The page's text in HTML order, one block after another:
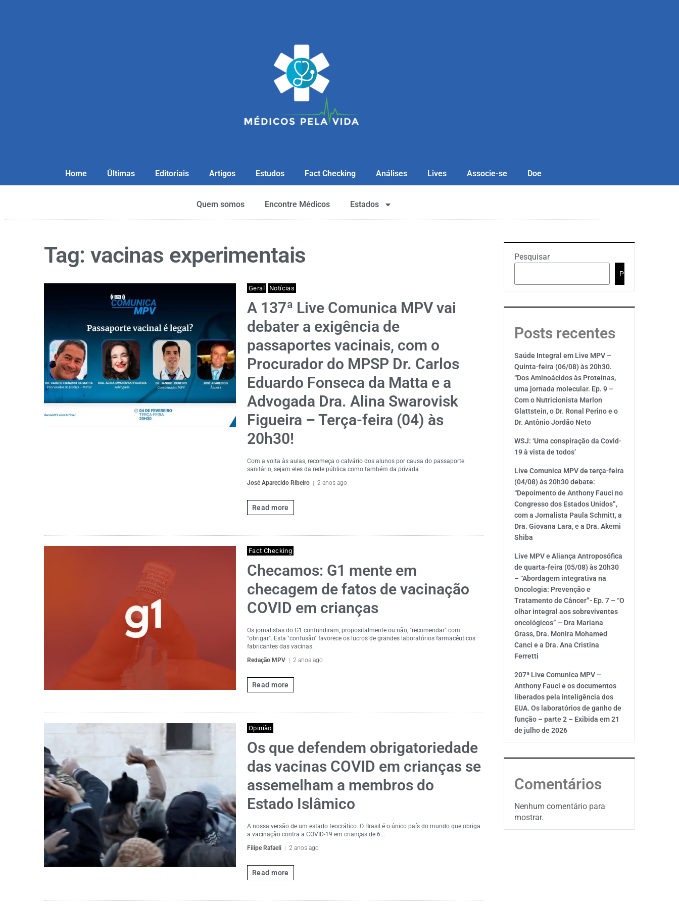
Home Últimas Editoriais Artigos Estudos Fact Checking Análises Lives Associe-se Doe
Quem somos Encontre Médicos Estados
Tag: vacinas experimentais
Geral Notícias
A 137ª Live Comunica MPV vai
debater a exigência de
passaportes vacinais, com o
Procurador do MPSP Dr. Carlos
Eduardo Fonseca da Matta e a
Advogada Dra. Alina Swarovisk
Figueira – Terça-feira (04) às
20h30!
Com a volta às aulas, recomeça o calvário dos alunos por causa do passaporte
sanitário, sejam eles da rede pública como também da privada
José Aparecido Ribeiro
2 anos ago
Read more
Fact Checking
Checamos: G1 mente em
checagem de fatos de vacinação
COVID em crianças
Os jornalistas do G1 confundiram, propositalmente ou não, "recomendar" com
"obrigar". Esta "confusão" favorece os lucros de grandes laboratórios farmacêuticos
fabricantes das vacinas.
Redação MPV
2 anos ago
Read more
Opinião
Os que defendem obrigatoriedade
das vacinas COVID em crianças se
assemelham a membros do
Estado Islâmico
A nossa versão de um estado teocrático. O Brasil é o único país do mundo que obriga
a vacinação contra a COVID-19 em crianças de 6...
Filipe Rafaeli
2 anos ago
Read more
Pesquisar
Pesquisar
Posts recentes
Saúde Integral em Live MPV –
Quinta-feira (06/08) às 20h30.
“Dos Aminoácidos às Proteínas,
uma jornada molecular. Ep. 9 –
Com o Nutricionista Marlon
Glattstein, o Dr. Ronal Perino e o
Dr. Antônio Jordão Neto
WSJ: ‘Uma conspiração da Covid-
19 à vista de todos’
Live Comunica MPV de terça-feira
(04/08) ás 20h30 debate:
“Depoimento de Anthony Fauci no
Congresso dos Estados Unidos”,
com a Jornalista Paula Schmitt, a
Dra. Giovana Lara, e a Dra. Akemi
Shiba
Live MPV e Aliança Antroposófica
de quarta-feira (05/08) às 20h30
– “Abordagem integrativa na
Oncologia: Prevenção e
Tratamento de Câncer”- Ep. 7 – “O
olhar integral aos sobreviventes
oncológicos” – Dra Mariana
Grass, Dra. Monira Mohamed
Canci e a Dra. Ana Cristina
Ferretti
207ª Live Comunica MPV –
Anthony Fauci e os documentos
liberados pela inteligência dos
EUA. Os laboratórios de ganho de
função – parte 2 – Exibida em 21
de julho de 2026
Comentários
Nenhum comentário para
mostrar.